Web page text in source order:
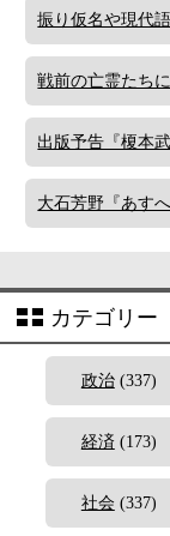
振り仮名や現代
戦前の亡霊たち
出版予告『榎本
大石芳野『あす
カテゴリー
政治(337)
経済(173)
社会(337)